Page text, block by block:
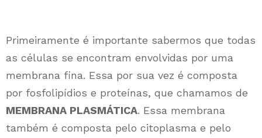
Primeiramente é importante sabermos que todas
as células se encontram envolvidas por uma
membrana fina. Essa por sua vez é composta
por fosfolipídios e proteínas, que chamamos de
MEMBRANA PLASMÁTICA. Essa membrana
também é composta pelo citoplasma e pelo